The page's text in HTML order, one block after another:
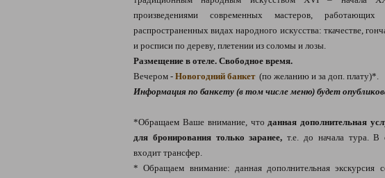
произведениями современных мастеров,
распространенных видах народного искусства: ткачестве,
и росписи по дереву, плетении из соломы и лозы.
Размещение в отеле. Свободное время.
Вечером - Новогодний банкет (по желанию и за доп. плату)*.
Информация по банкету (в том числе меню) будет
*Обращаем Ваше внимание, чтоданная дополнительная
для бронирования только заранее, т.е. до начала тура. В
входит трансфер.
* Обращаем внимание: данная дополнительная экскурсия